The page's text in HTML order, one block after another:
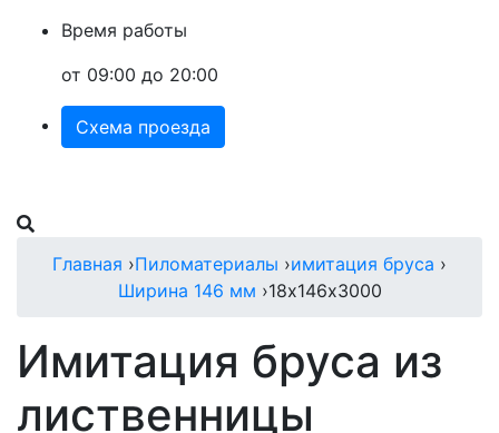
Время работы
от 09:00 до 20:00
Схема проезда
Главная ›Пиломатериалы ›имитация бруса ›
Ширина 146 мм ›18х146х3000
Имитация бруса из
лиственницы